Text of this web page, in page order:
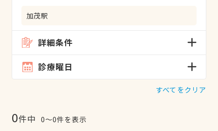
加茂駅
詳細条件
診療曜日
すべてをクリア
0件中 0〜0件を表示